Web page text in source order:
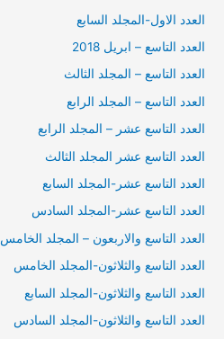
العدد الاول-المجلد السابع
العدد التاسع – ابريل 2018
العدد التاسع – المجلد الثالث
العدد التاسع – المجلد الرابع
العدد التاسع عشر – المجلد الرابع
العدد التاسع عشر المجلد الثالث
العدد التاسع عشر-المجلد السابع
العدد التاسع عشر-المجلد السادس
العدد التاسع والاربعون – المجلد الخامس
العدد التاسع والثلاثون-المجلد الخامس
العدد التاسع والثلاثون-المجلد السابع
العدد التاسع والثلاثون-المجلد السادس